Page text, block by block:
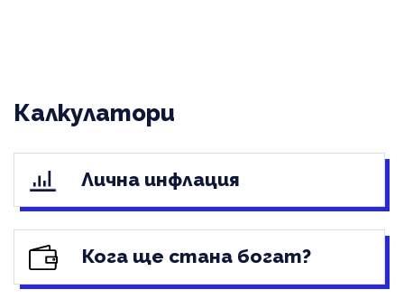
Калкулатори
Лична инфлация
Кога ще стана богат?